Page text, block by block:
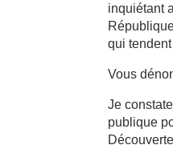
inquiétant
qui
Vous
Je
publique